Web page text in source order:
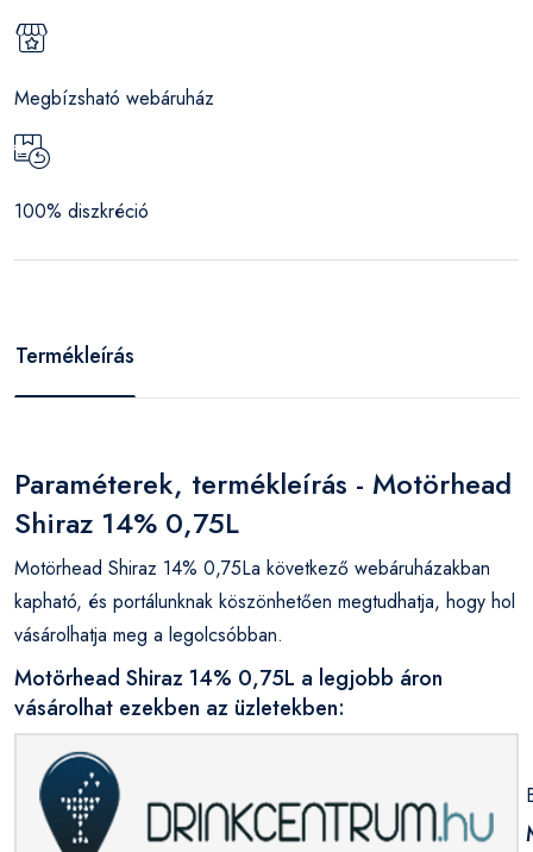
Megbízsható webáruház
100% diszkréció
Termékleírás
Paraméterek, termékleírás - Motörhead
Shiraz 14% 0,75L
Motörhead Shiraz 14% 0,75La következő webáruházakban
kapható, és portálunknak köszönhetően megtudhatja, hogy hol
vásárolhatja meg a legolcsóbban.
Motörhead Shiraz 14% 0,75L a legjobb áron
vásárolhat ezekben az üzletekben: